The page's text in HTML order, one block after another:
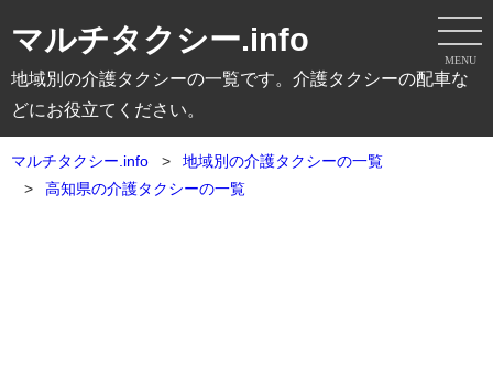
MENU
マルチタクシー.info
地域別の介護タクシーの一覧です。介護タクシーの配車な
どにお役立てください。
マルチタクシー.info
地域別の介護タクシーの一覧
高知県の介護タクシーの一覧